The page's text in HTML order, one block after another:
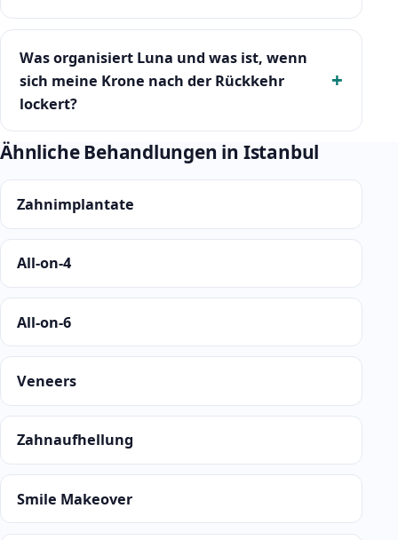
Was organisiert Luna und was ist, wenn
sich meine Krone nach der Rückkehr
lockert?
Ähnliche Behandlungen in Istanbul
Zahnimplantate
All-on-4
All-on-6
Veneers
Zahnaufhellung
Smile Makeover